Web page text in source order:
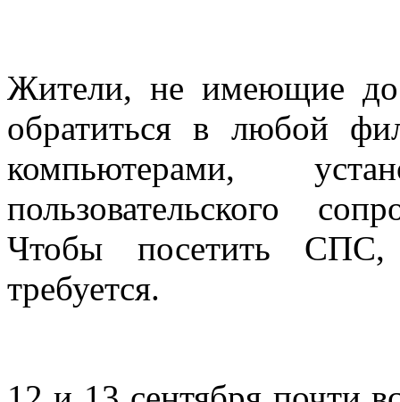
Жители, не имеющие
обратиться в любой
компьютерами,
пользовательского
Чтобы посетить СПС,
требуется.